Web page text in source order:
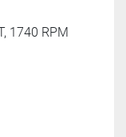
1740 RPM